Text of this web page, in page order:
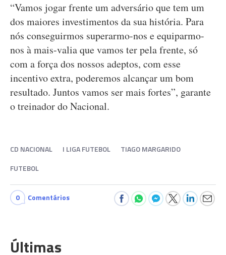
“Vamos jogar frente um adversário que tem um
dos maiores investimentos da sua história. Para
nós conseguirmos superarmo-nos e equiparmo-
nos à mais-valia que vamos ter pela frente, só
com a força dos nossos adeptos, com esse
incentivo extra, poderemos alcançar um bom
resultado. Juntos vamos ser mais fortes”, garante
o treinador do Nacional.
CD NACIONAL I LIGA FUTEBOL
TIAGO MARGARIDO
FUTEBOL
0 Comentários
Últimas